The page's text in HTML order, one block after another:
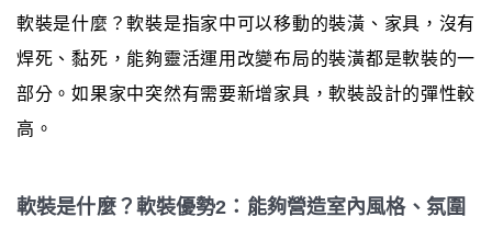
軟裝是什麼？軟裝是指家中可以移動的裝潢、家具，沒有
焊死、黏死，能夠靈活運用改變布局的裝潢都是軟裝的一
部分。如果家中突然有需要新增家具，軟裝設計的彈性較
高。
軟裝是什麼？軟裝優勢2：能夠營造室內風格、氛圍